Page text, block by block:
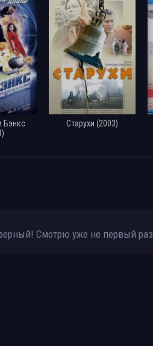
Бэнкс
Старухи (2003)
Смотрю уже не первый раз